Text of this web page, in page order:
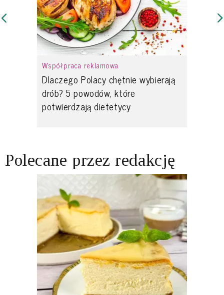
Współpraca reklamowa
Dlaczego Polacy chętnie wybierają
drób? 5 powodów, które
potwierdzają dietetycy
Polecane przez redakcję